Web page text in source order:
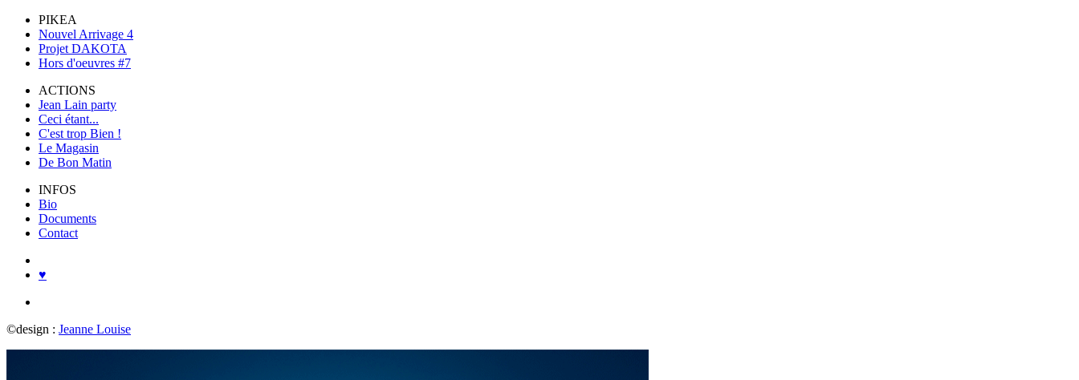
PIKEA
Nouvel Arrivage 4
Projet DAKOTA
Hors d'oeuvres #7
ACTIONS
Jean Lain party
Ceci étant...
C'est trop Bien !
Le Magasin
De Bon Matin
INFOS
Bio
Documents
Contact
♥
©design : Jeanne Louise